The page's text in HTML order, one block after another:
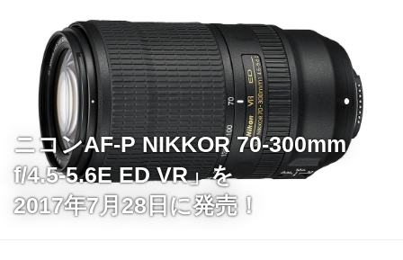
ニコンAF-P NIKKOR 70-300mm
f/4.5-5.6E ED VR」を
2017年7月28日に発売！